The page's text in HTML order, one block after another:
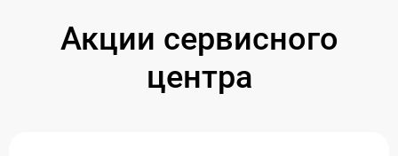
Акции сервисного
центра